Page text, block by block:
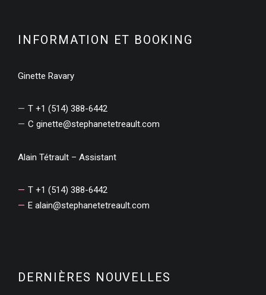
INFORMATION ET BOOKING
Ginette Ravary
T +1 (514) 388-6442
C ginette@stephanetetreault.com
Alain Tétrault – Assistant
T +1 (514) 388-6442
E alain@stephanetetreault.com
DERNIÈRES NOUVELLES